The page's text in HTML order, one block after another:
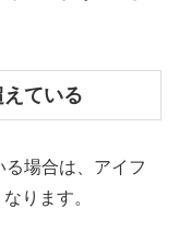
ている
場合は、アイフ
ります。